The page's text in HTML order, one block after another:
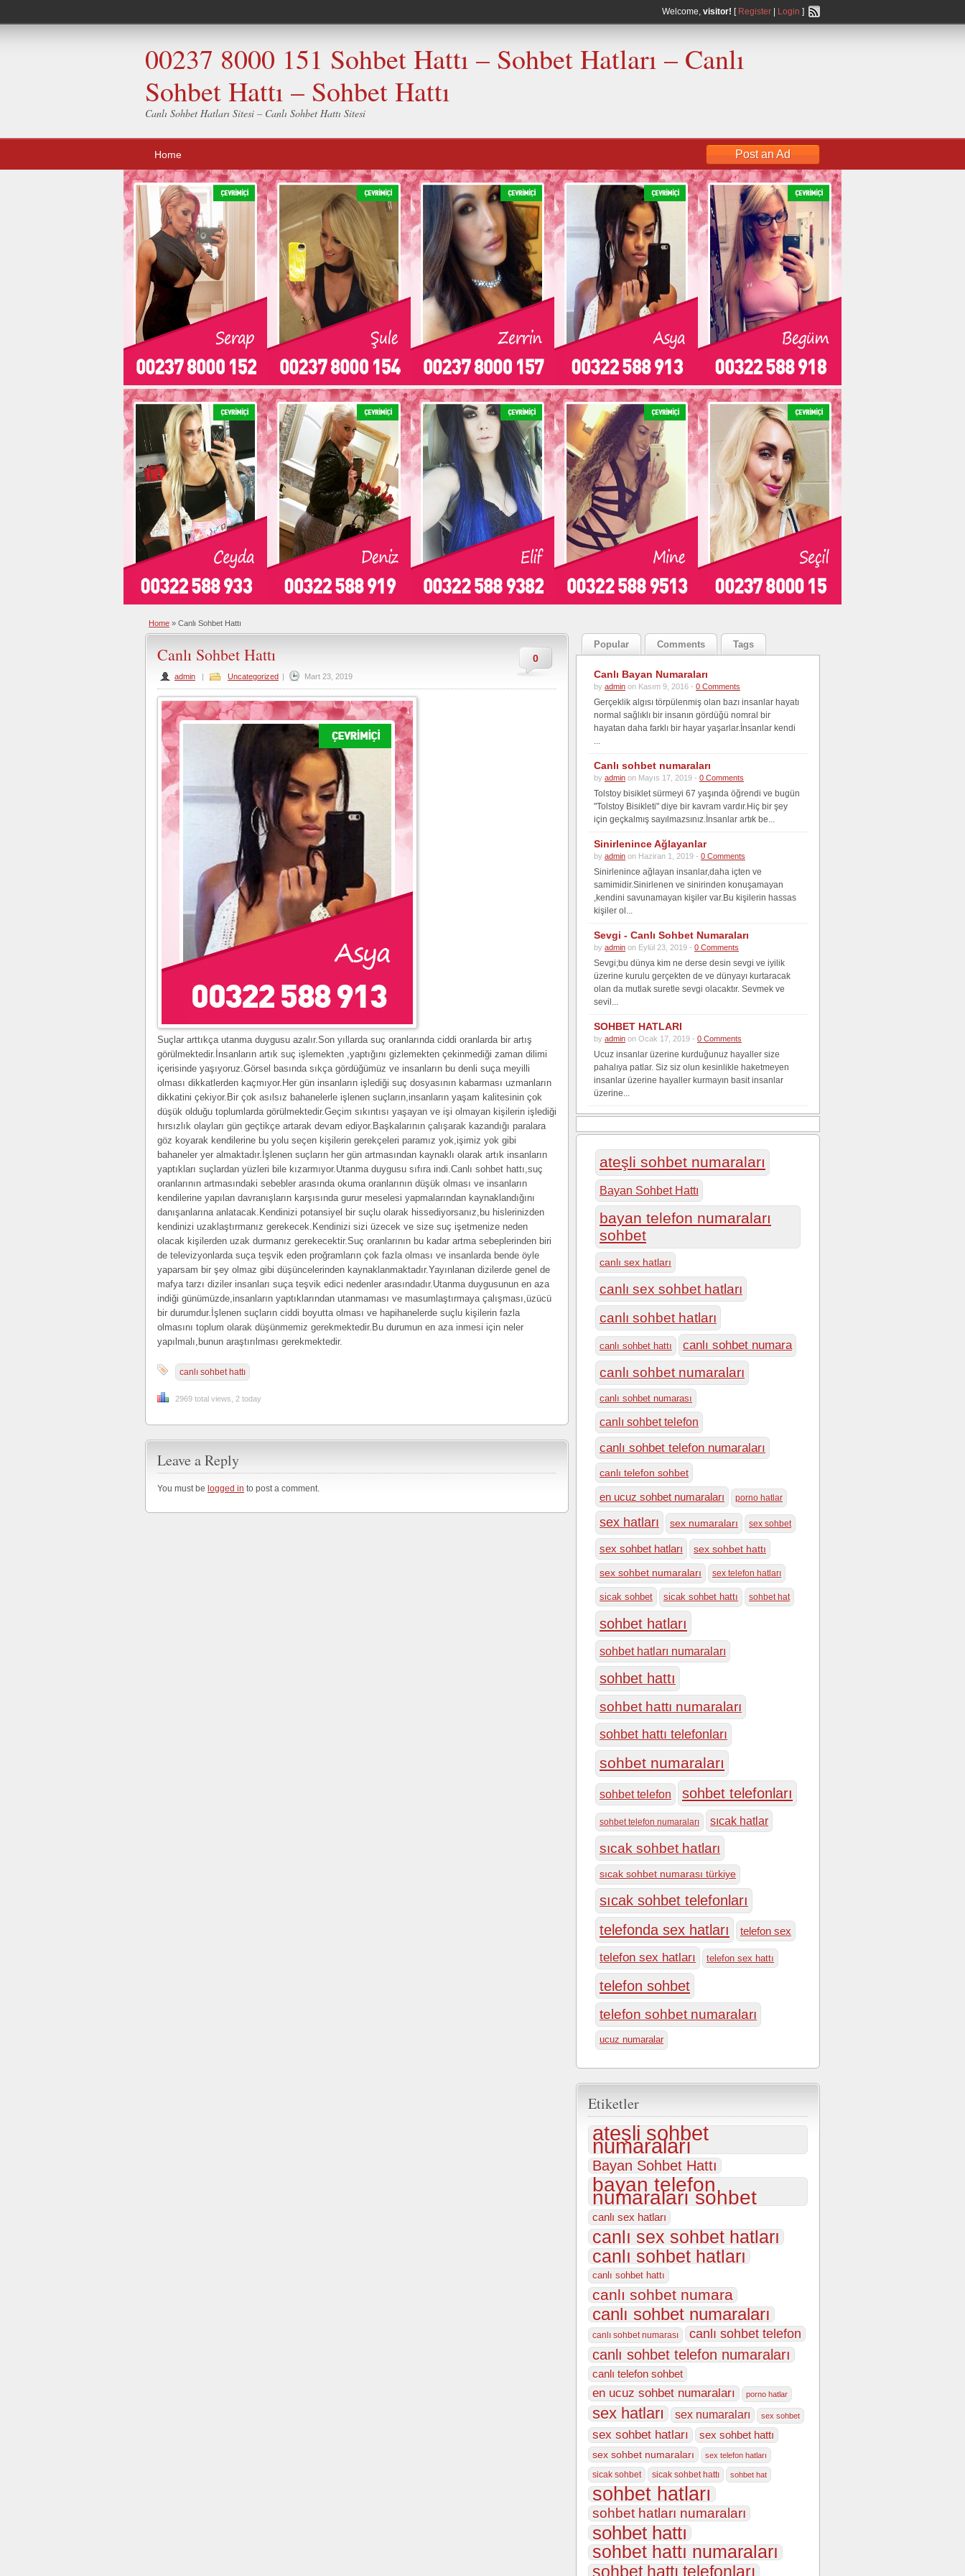
Welcome, visitor! [ Register Login ]
00237 8000 151 Sohbet Hattı – Sohbet Hatları – Canlı
Sohbet Hattı – Sohbet Hattı
Canlı Sohbet Hatları Sitesi – Canlı Sohbet Hattı Sitesi
Home Post an Ad
Home » Canlı Sohbet Hattı
0
Canlı Sohbet Hattı
admin | Uncategorized | Mart 23, 2019
Suçlar arttıkça utanma duygusu azalır.Son yıllarda suç oranlarında ciddi oranlarda bir artış
görülmektedir.İnsanların artık suç işlemekten ,yaptığını gizlemekten çekinmediği zaman dilimi
içerisinde yaşıyoruz.Görsel basında sıkça gördüğümüz ve insanların bu denli suça meyilli
olması dikkatlerden kaçmıyor.Her gün insanların işlediği suç dosyasının kabarması uzmanların
dikkatini çekiyor.Bir çok asılsız bahanelerle işlenen suçların,insanların yaşam kalitesinin çok
düşük olduğu toplumlarda görülmektedir.Geçim sıkıntısı yaşayan ve işi olmayan kişilerin işlediği
hırsızlık olayları gün geçtikçe artarak devam ediyor.Başkalarının çalışarak kazandığı paralara
göz koyarak kendilerine bu yolu seçen kişilerin gerekçeleri paramız yok,işimiz yok gibi
bahaneler yer almaktadır.İşlenen suçların her gün artmasından kaynaklı olarak artık insanların
yaptıkları suçlardan yüzleri bile kızarmıyor.Utanma duygusu sıfıra indi.Canlı sohbet hattı,suç
oranlarının artmasındaki sebebler arasında okuma oranlarının düşük olması ve insanların
kendilerine yapılan davranışların karşısında gurur meselesi yapmalarından kaynaklandığını
danışanlarına anlatacak.Kendinizi potansiyel bir suçlu olarak hissediyorsanız,bu hislerinizden
kendinizi uzaklaştırmanız gerekecek.Kendinizi sizi üzecek ve size suç işetmenize neden
olacak kişilerden uzak durmanız gerekecektir.Suç oranlarının bu kadar artma sebeplerinden biri
de televizyonlarda suça teşvik eden proğramların çok fazla olması ve insanlarda bende öyle
yaparsam bir şey olmaz gibi düşüncelerinden kaynaklanmaktadır.Yayınlanan dizilerde genel de
mafya tarzı diziler insanları suça teşvik edici nedenler arasındadır.Utanma duygusunun en aza
indiği günümüzde,insanların yaptıklarından utanmaması ve masumlaştırmaya çalışması,üzücü
bir durumdur.İşlenen suçların ciddi boyutta olması ve hapihanelerde suçlu kişilerin fazla
olmasını toplum olarak düşünmemiz gerekmektedir.Bu durumun en aza inmesi için neler
yapılmalı,bunun araştırılması gerekmektedir.
canlı sohbet hattı
2969 total views, 2 today
Leave a Reply
You must be logged in to post a comment.
Popular Comments Tags
Canlı Bayan Numaraları
by admin on Kasım 9, 2016 - 0 Comments
Gerçeklik algısı törpülenmiş olan bazı insanlar hayatı
normal sağlıklı bir insanın gördüğü nomral bir
hayatan daha farklı bir hayar yaşarlar.İnsanlar kendi
...
Canlı sohbet numaraları
by admin on Mayıs 17, 2019 - 0 Comments
Tolstoy bisiklet sürmeyi 67 yaşında öğrendi ve bugün
"Tolstoy Bisikleti" diye bir kavram vardır.Hiç bir şey
için geçkalmış sayılmazsınız.İnsanlar artık be...
Sinirlenince Ağlayanlar
by admin on Haziran 1, 2019 - 0 Comments
Sinirlenince ağlayan insanlar,daha içten ve
samimidir.Sinirlenen ve sinirinden konuşamayan
,kendini savunamayan kişiler var.Bu kişilerin hassas
kişiler ol...
Sevgi - Canlı Sohbet Numaraları
by admin on Eylül 23, 2019 - 0 Comments
Sevgi;bu dünya kim ne derse desin sevgi ve iyilik
üzerine kurulu gerçekten de ve dünyayı kurtaracak
olan da mutlak suretle sevgi olacaktır. Sevmek ve
sevil...
SOHBET HATLARI
by admin on Ocak 17, 2019 - 0 Comments
Ucuz insanlar üzerine kurduğunuz hayaller size
pahalıya patlar. Siz siz olun kesinlikle haketmeyen
insanlar üzerine hayaller kurmayın basit insanlar
üzerine...
ateşli sohbet numaraları
Bayan Sohbet Hattı
bayan telefon numaraları
sohbet
canlı sex hatları
canlı sex sohbet hatları
canlı sohbet hatları
canlı sohbet hattı canlı sohbet numara
canlı sohbet numaraları
canlı sohbet numarası
canlı sohbet telefon
canlı sohbet telefon numaraları
canlı telefon sohbet
en ucuz sohbet numaraları porno hatlar
sex hatları sex numaraları sex sohbet
sex sohbet hatları sex sohbet hattı
sex sohbet numaraları sex telefon hatları
sicak sohbet sicak sohbet hattı sohbet hat
sohbet hatları
sohbet hatları numaraları
sohbet hattı
sohbet hattı numaraları
sohbet hattı telefonları
sohbet numaraları
sohbet telefon sohbet telefonları
sohbet telefon numaraları sıcak hatlar
sıcak sohbet hatları
sıcak sohbet numarası türkiye
sıcak sohbet telefonları
telefonda sex hatları
telefon sex
telefon sex hatları telefon sex hattı
telefon sohbet
telefon sohbet numaraları
ucuz numaralar
Etiketler
ateşli sohbet
numaraları
Bayan Sohbet Hattı
bayan telefon
numaraları sohbet
canlı sex hatları
canlı sex sohbet hatları
canlı sohbet hatları
canlı sohbet hattı
canlı sohbet numara
canlı sohbet numaraları
canlı sohbet numarası canlı sohbet telefon
canlı sohbet telefon numaraları
canlı telefon sohbet
en ucuz sohbet numaraları porno hatlar
sex hatları sex numaraları sex sohbet
sex sohbet hatları
sex sohbet hattı
sex sohbet numaraları
sex telefon hatları
sicak sohbet sicak sohbet hattı sohbet hat
sohbet hatları
sohbet hatları numaraları
sohbet hattı
sohbet hattı numaraları
sohbet hattı telefonları